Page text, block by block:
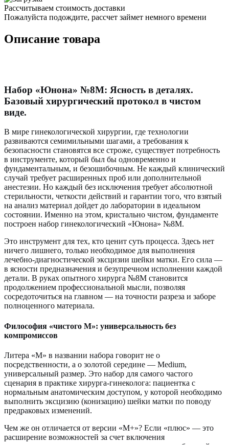
Рассчитываем стоимость доставки
Пожалуйста подождите, рассчет займет немного времени
Описание товара
Набор «Юнона» №8M: Ясность в деталях.
Базовый хирургический протокол в чистом
виде.
В мире гинекологической хирургии, где технологии
развиваются семимильными шагами, а требования к
безопасности становятся все строже, существует потребность
в инструменте, который был бы одновременно и
фундаментальным, и безошибочным. Не каждый клинический
случай требует расширенных проб или дополнительной
анестезии. Но каждый без исключения требует абсолютной
стерильности, четкости действий и гарантии того, что взятый
на анализ материал дойдет до лаборатории в идеальном
состоянии. Именно на этом, кристально чистом, фундаменте
построен набор гинекологический «Юнона» №8M.
Это инструмент для тех, кто ценит суть процесса. Здесь нет
ничего лишнего, только необходимое для выполнения
лечебно-диагностической эксцизии шейки матки. Его сила —
в ясности предназначения и безупречном исполнении каждой
детали. В руках опытного хирурга №8M становится
продолжением профессиональной мысли, позволяя
сосредоточиться на главном — на точности разреза и заборе
полноценного материала.
Философия «чистого M»: универсальность без
компромиссов
Литера «M» в названии набора говорит не о
посредственности, а о золотой середине — Medium,
универсальный размер. Это набор для самого частого
сценария в практике хирурга-гинеколога: пациентка с
нормальным анатомическим доступом, у которой необходимо
выполнить эксцизию (конизацию) шейки матки по поводу
предраковых изменений.
Чем же он отличается от версии «M+»? Если «плюс» — это
расширение возможностей за счет включения